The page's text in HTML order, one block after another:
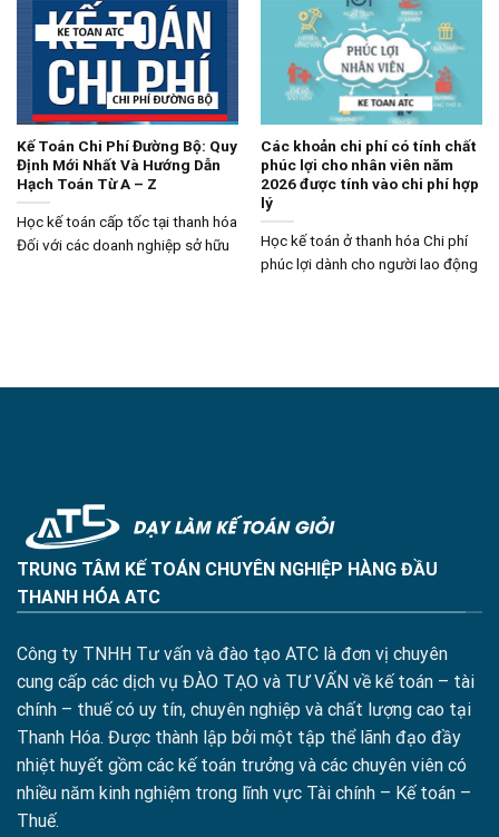
Kế Toán Chi Phí Đường Bộ: Quy
Định Mới Nhất Và Hướng Dẫn
Hạch Toán Từ A – Z
Học kế toán cấp tốc tại thanh hóa
Đối với các doanh nghiệp sở hữu
Các khoản chi phí có tính chất
phúc lợi cho nhân viên năm
2026 được tính vào chi phí hợp
lý
Học kế toán ở thanh hóa Chi phí
phúc lợi dành cho người lao động
TRUNG TÂM KẾ TOÁN CHUYÊN NGHIỆP HÀNG ĐẦU
THANH HÓA ATC
Công ty TNHH Tư vấn và đào tạo ATC là đơn vị chuyên
cung cấp các dịch vụ ĐÀO TẠO và TƯ VẤN về kế toán – tài
chính – thuế có uy tín, chuyên nghiệp và chất lượng cao tại
Thanh Hóa. Được thành lập bởi một tập thể lãnh đạo đầy
nhiệt huyết gồm các kế toán trưởng và các chuyên viên có
nhiều năm kinh nghiệm trong lĩnh vực Tài chính – Kế toán –
Thuế.